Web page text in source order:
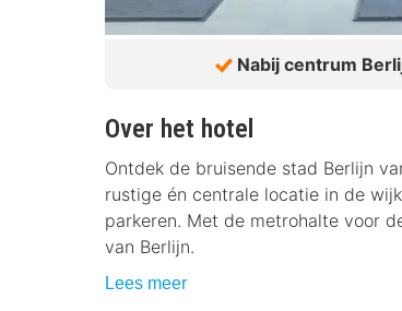
Nabij centrum
Over het hotel
Ontdek de bruisende stad Berlijn
rustige én centrale locatie in de
parkeren. Met de metrohalte voor
van Berlijn.
Lees meer